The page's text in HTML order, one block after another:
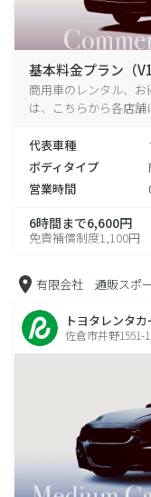
基本料金プラン（V1
商用車のレンタル、
は、こちらから各店舗
代表車種
ボディタイプ
営業時間
6時間まで6,600円
免責補償制度1,100円
有限会社 通販スポ
トヨタレンタ
佐倉市井野1551-